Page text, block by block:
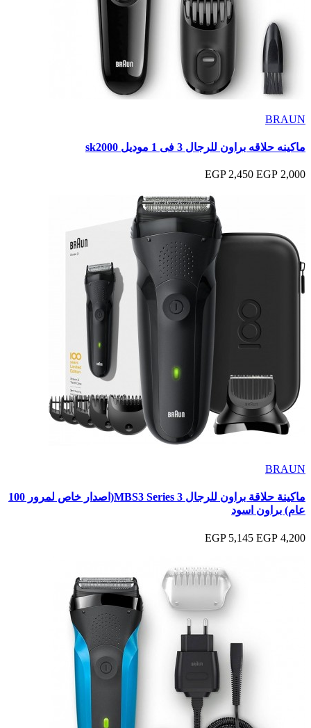
BRAUN
ماكينه حلاقه براون للرجال 3 فى 1 موديل sk2000
2,000 EGP
2,450 EGP
BRAUN
ماكينة حلاقة براون للرجال MBS3 Series 3(اصدار خاص لمرور 100
عام) براون اسود
4,200 EGP
5,145 EGP